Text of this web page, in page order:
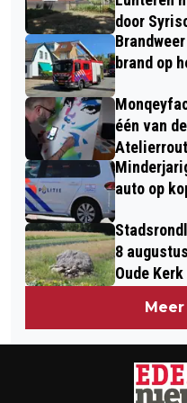
KAN MEEDOEN.
door
brand op
één van
auto op
8
Oude